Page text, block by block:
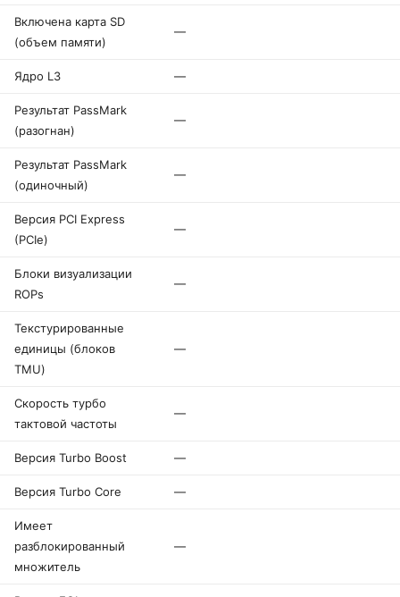
Включена карта SD
(объем памяти)
—
Ядро L3 —
Результат PassMark
(разогнан)
—
Результат PassMark
(одиночный)
—
Версия PCI Express
(PCIe)
—
Блоки визуализации
ROPs
—
Текстурированные
единицы (блоков
TMU)
—
Скорость турбо
тактовой частоты
—
Версия Turbo Boost —
Версия Turbo Core —
Имеет
разблокированный
множитель
—